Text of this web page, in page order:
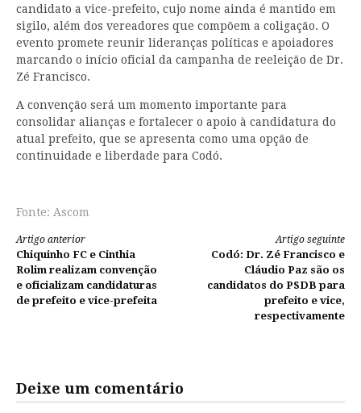
candidato a vice-prefeito, cujo nome ainda é mantido em
sigilo, além dos vereadores que compõem a coligação. O
evento promete reunir lideranças políticas e apoiadores
marcando o início oficial da campanha de reeleição de Dr.
Zé Francisco.
A convenção será um momento importante para
consolidar alianças e fortalecer o apoio à candidatura do
atual prefeito, que se apresenta como uma opção de
continuidade e liberdade para Codó.
Fonte: Ascom
Continue
lendo
Artigo anterior
Chiquinho FC e Cinthia
Rolim realizam convenção
e oficializam candidaturas
de prefeito e vice-prefeita
Artigo seguinte
Codó: Dr. Zé Francisco e
Cláudio Paz são os
candidatos do PSDB para
prefeito e vice,
respectivamente
Deixe um comentário